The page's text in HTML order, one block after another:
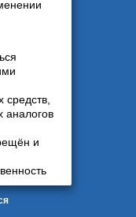
средств,
аналогов
и